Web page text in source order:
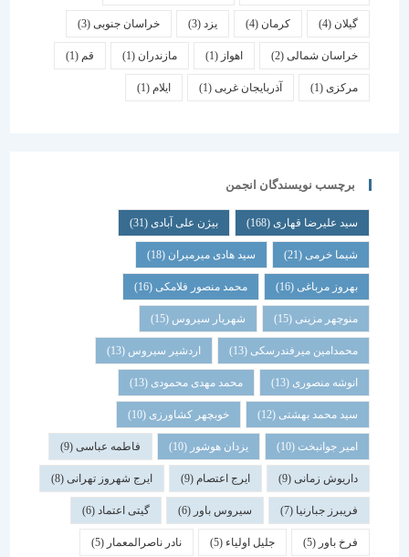
کرمان یزد خراسان جنوبی(3)
خراسان شمالی(2) اهواز مازندران(1) قم
(1) آذربایجان غربی(1) ایلام
برچسب نویسندگان انجمن
سید علیرضا قهاری(168) بیژن علی آبادی(31)
شیما خرمی(21) سید هادی میرمیران(18)
بهروز مرباغی (16) محمد منصور فلامکی (16)
منوچهر مزینی(15) شهریار سیروس(15)
محمدامین میرفندرسکی(13) اردشیر سیروس(13)
انوشه منصوری(13) محمد مهدی محمودی(13)
سید محمد بهشتی(12) خوبچهر کشاورزی(10)
امیر جوانبخت(10) یزدان هوشور(10) فاطمه عباسی(9)
داریوش زمانی(9) ایرج اعتصام(9) ایرج شهروز تهرانی(8)
فریبرز جبارنیا(7) سیروس باور(6) گیتی اعتماد(6)
فرخ باور(5) جلیل اولیاء(5) نادر ناصرالمعمار (5)